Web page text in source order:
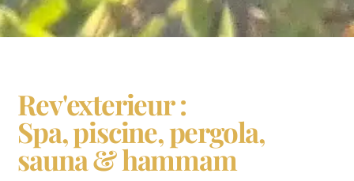
Rev'exterieur :
Spa, piscine, pergola,
sauna & hammam